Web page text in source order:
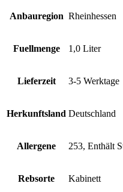
Anbauregion Rheinhessen
Fuellmenge 1,0 Liter
Lieferzeit 3-5 Werktage
Herkunftsland Deutschland
Allergene 253, Enthält
Rebsorte Kabinett